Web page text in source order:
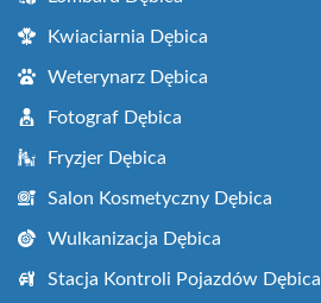
Kwiaciarnia Dębica
Weterynarz Dębica
Fotograf Dębica
Fryzjer Dębica
Salon Kosmetyczny Dębica
Wulkanizacja Dębica
Stacja Kontroli Pojazdów Dębica